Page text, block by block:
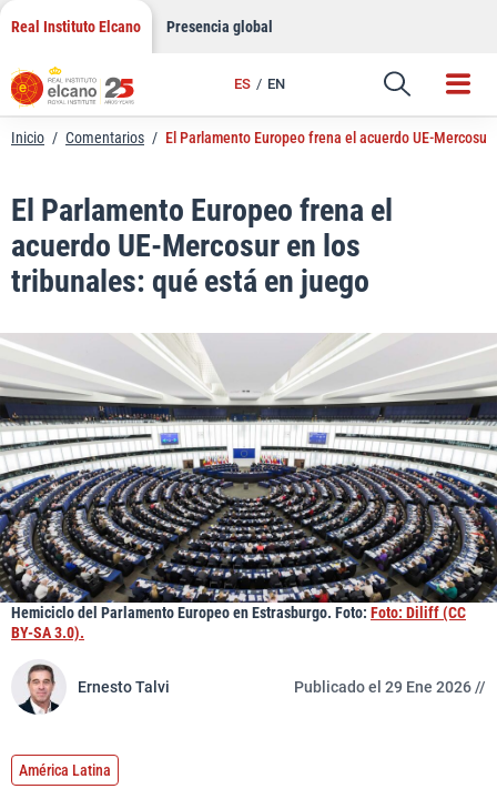
Saltar
contenido
Real Instituto Elcano Presencia global
ES EN
Enlace
Inicio / Comentarios / El Parlamento Europeo frena el acuerdo UE-
El Parlamento Europeo frena el
acuerdo UE-Mercosur en los
tribunales: qué está en juego
Hemiciclo del Parlamento Europeo en Estrasburgo. Foto: Foto: Diliff (CC
BY-SA 3.0).
Ernesto Talvi Publicado el 29 Ene 2026 //
América Latina